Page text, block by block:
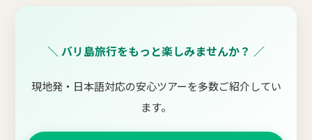
＼ バリ島旅行をもっと楽しみませんか？ ／
現地発・日本語対応の安心ツアーを多数ご紹介してい
ます。